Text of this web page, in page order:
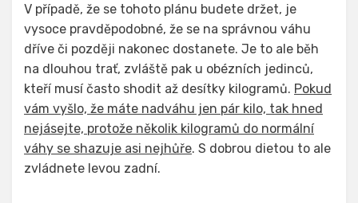
V případě, že se tohoto plánu budete držet, je
vysoce pravděpodobné, že se na správnou váhu
dříve či později nakonec dostanete. Je to ale běh
na dlouhou trať, zvláště pak u obézních jedinců,
kteří musí často shodit až desítky kilogramů. Pokud
vám vyšlo, že máte nadváhu jen pár kilo, tak hned
nejásejte, protože několik kilogramů do normální
váhy se shazuje asi nejhůře. S dobrou dietou to ale
zvládnete levou zadní.